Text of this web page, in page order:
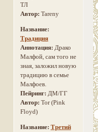
ТЛ
Автор: Tareny
Название:
Традиция
Аннотация: Драко
Малфой, сам того не
зная, заложил новую
традицию в семье
Малфоев.
Пейринг: ДМ/ГГ
Автор: Tor (Pink
Floyd)
Название: Третий